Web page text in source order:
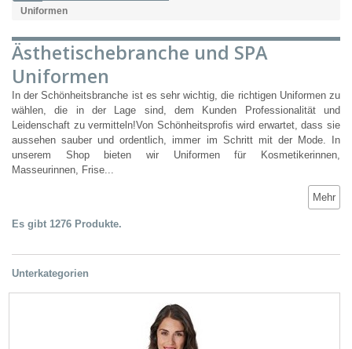
Uniformen
Ästhetischebranche und SPA
Uniformen
In der Schönheitsbranche ist es sehr wichtig, die richtigen Uniformen zu
wählen, die in der Lage sind, dem Kunden Professionalität und
Leidenschaft zu vermitteln!Von Schönheitsprofis wird erwartet, dass sie
aussehen sauber und ordentlich, immer im Schritt mit der Mode. In
unserem Shop bieten wir Uniformen für Kosmetikerinnen,
Masseurinnen, Frise...
Mehr
Es gibt 1276 Produkte.
Unterkategorien